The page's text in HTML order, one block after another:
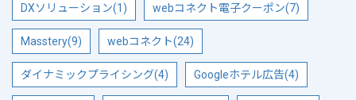
DXソリューション(1) webコネクト電子クーポン(7)
Masstery(9) webコネクト(24)
ダイナミックプライシング(4) Googleホテル広告(4)